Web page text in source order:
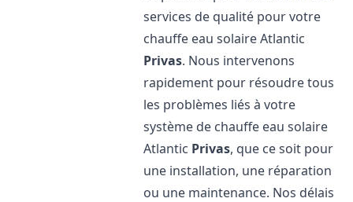
services de qualité pour votre
chauffe eau solaire Atlantic
Privas. Nous intervenons
rapidement pour résoudre tous
les problèmes liés à votre
système de chauffe eau solaire
Atlantic Privas, que ce soit pour
une installation, une réparation
ou une maintenance. Nos délais